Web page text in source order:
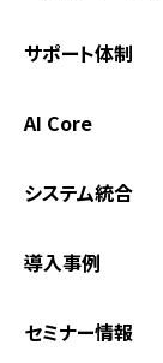
サポート体制
AI Core
システム統合
導入事例
セミナー情報